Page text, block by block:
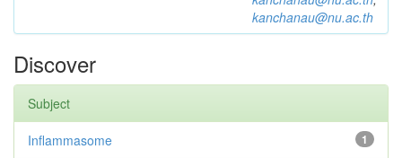
kanchanau@nu.ac.th
Discover
Subject
1
Inflammasome